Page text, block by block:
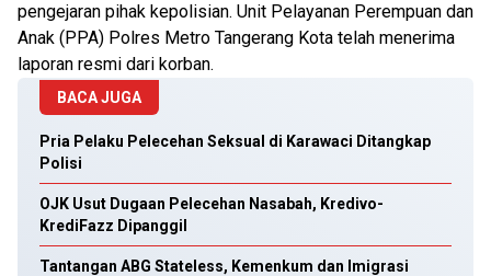
pengejaran pihak kepolisian. Unit Pelayanan Perempuan dan
Anak (PPA) Polres Metro Tangerang Kota telah menerima
laporan resmi dari korban.
BACA JUGA
Pria Pelaku Pelecehan Seksual di Karawaci Ditangkap
Polisi
OJK Usut Dugaan Pelecehan Nasabah, Kredivo-
KrediFazz Dipanggil
Tantangan ABG Stateless, Kemenkum dan Imigrasi